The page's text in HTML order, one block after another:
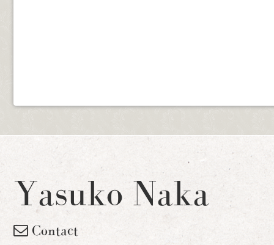
Yasuko Naka
Contact